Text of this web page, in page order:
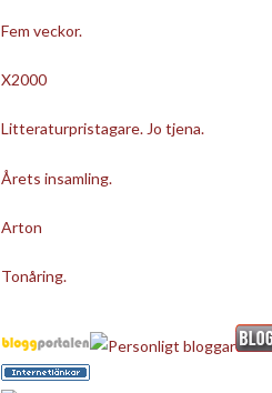
Fem veckor.
X2000
Litteraturpristagare. Jo tjena.
Årets insamling.
Arton
Tonåring.